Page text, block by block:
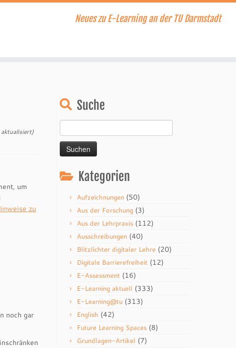
Neues zu E-Learning an der TU Darmstadt
um
zu
noch gar
Suche
nach:
Kategorien
Aufzeichnungen (50)
Aus der Forschung (3)
Aus der Lehrpraxis (112)
Ausschreibungen (40)
Blitzlichter digitaler Lehre (20)
Digitale Barrierefreiheit (12)
E-Assessment (16)
E-Learning aktuell (333)
E-Learning@tu (313)
English (42)
Future Learning Spaces (8)
Grundlagen-Artikel (7)